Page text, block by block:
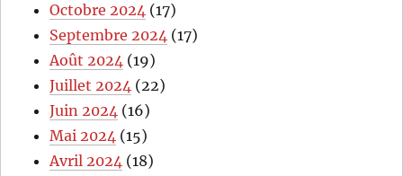
Octobre 2024 (17)
Septembre 2024 (17)
Août 2024 (19)
Juillet 2024 (22)
Juin 2024 (16)
Mai 2024 (15)
Avril 2024 (18)